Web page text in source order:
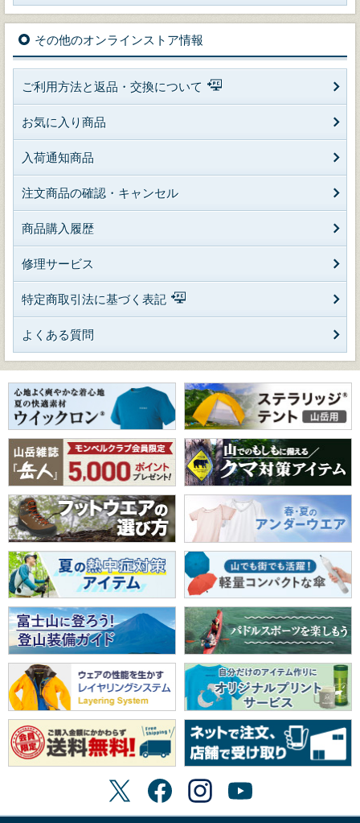
その他のオンラインストア情報
ご利用方法と返品・交換について
お気に入り商品
入荷通知商品
注文商品の確認・キャンセル
商品購入履歴
修理サービス
特定商取引法に基づく表記
よくある質問